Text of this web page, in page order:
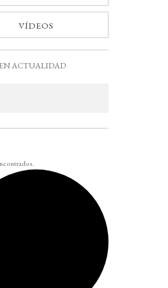
VÍDEOS
ACTUALIDAD